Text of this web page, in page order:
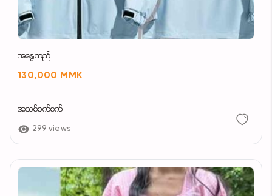
အနွေထည်
130,000 MMK
အသစ်စက်စက်
299 views